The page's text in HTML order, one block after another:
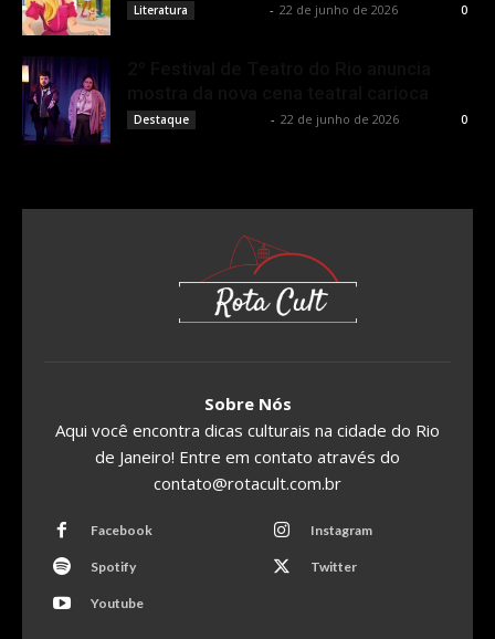
Literatura - 22 de junho de 2026 0
Destaque - 22 de junho de 2026 0
Sobre Nós
Aqui você encontra dicas culturais na cidade do Rio
de Janeiro! Entre em contato através do
contato@rotacult.com.br
Facebook Instagram
Spotify Twitter
Youtube